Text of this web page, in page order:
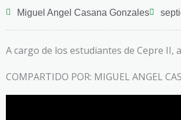
Miguel Angel Casana Gonzales
A cargo de los estudiantes de Cepre II,
COMPARTIDO POR: MIGUEL ANGEL